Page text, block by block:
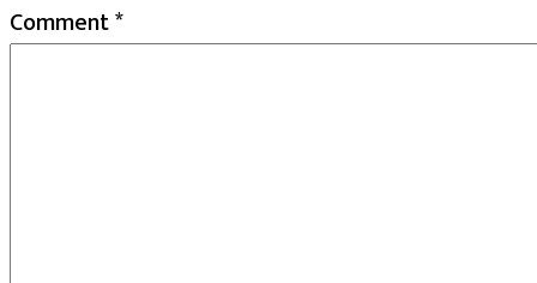
Comment*